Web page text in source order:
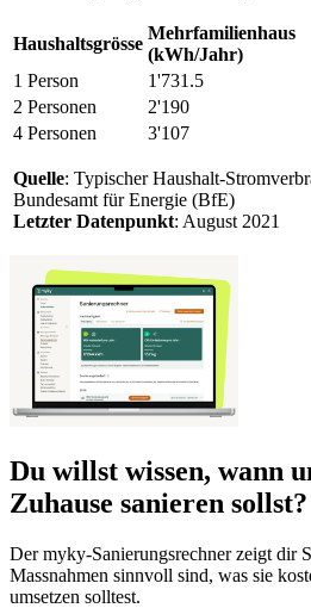
Haushaltsgrösse
Mehrfamilienhaus
(kWh/Jahr)
1 Person
1'731.5
2 Personen
2'190
4 Personen
3'107
Quelle: Typischer Haushalt-
Bundesamt für Energie (BfE)
Letzter Datenpunkt: August 2021
Du willst wissen, wann
Zuhause sanieren sollst?
Der myky-Sanierungsrechner zeigt dir
Massnahmen sinnvoll sind, was sie
umsetzen solltest.